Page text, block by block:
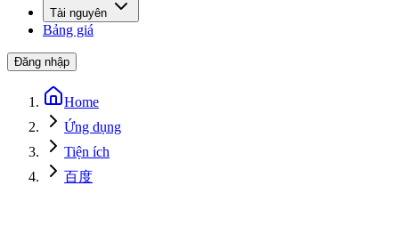
Tài nguyên
Bảng giá
Đăng nhập
Home
Ứng dụng
Tiện ích
百度